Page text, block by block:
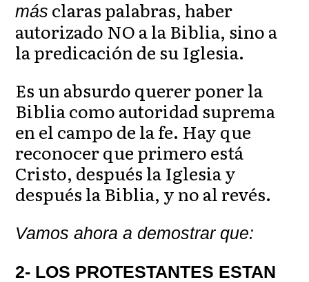
más claras palabras, haber
autorizado NO a la Biblia, sino a
la predicación de su Iglesia.
Es un absurdo querer poner la
Biblia como autoridad suprema
en el campo de la fe. Hay que
reconocer que primero está
Cristo, después la Iglesia y
después la Biblia, y no al revés.
Vamos ahora a demostrar que:
2- LOS PROTESTANTES ESTAN